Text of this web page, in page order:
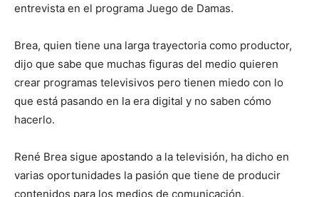
entrevista en el programa Juego de Damas.
Brea, quien tiene una larga trayectoria como productor,
dijo que sabe que muchas figuras del medio quieren
crear programas televisivos pero tienen miedo con lo
que está pasando en la era digital y no saben cómo
hacerlo.
René Brea sigue apostando a la televisión, ha dicho en
varias oportunidades la pasión que tiene de producir
contenidos para los medios de comunicación.